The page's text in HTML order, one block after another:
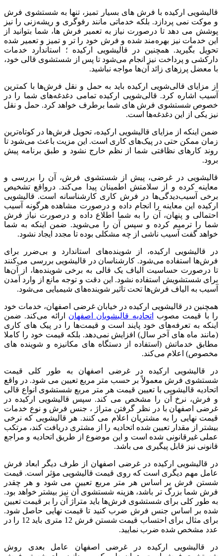
قالیشویی ارکیده با فرش های بسیار تمیز، تنها به شستشوی فرش
و موکت نمی‌ پردازد. بلکه خدماتی مانند رفوگری و ریشه‌زنی را نیز
پوشش می‌ دهد تا درصورت نیاز به تعمیر فرش‌ ها، شما بتوانید از
این خدمات نیز بهره‌مند شده و فرش خود را تر و تمیز و تعمیر شده
تحویل بگیرید. همچنین در قالیشویی ارکیده ؛ استاندارد خدمات
دارکشی و پرداخت نیز انجام می‌شود تا پس از شستشوی قالی خود،
با معضل پرزهای زائد آن‌ها مواجه نباشید.
از مزایای قالی‌شویی ارکیده باید به حمل و نقل فرش‌ها با کمترین
آسیب اشاره کرد. قالی‌شویی ارکیده تمامی دغدغه‌های شما را در
خصوص شستشوی فرش‌ های شما برطرف خواهد کرد. حمل و نقل
نیز یکی از این دغدغه‌ها است.
ضمن اینکه از مزایای قالیشویی ارکیده، تحویل فرش‌ها در کوتاه‌ترین
زمان ممکن حتی در پیک‌های کاری است. این مزیت باعث می‌شود تا
روند کارهای نظافتی شما از نظم خارج نشود و طبق برنامه پیش
برود.
قالیشویی در غرضی، پیش از شستشوی فرش، آن را بررسی و
معاینه کرده و از سلامتش اطمینان پیدا می‌کند. درواقع تشخیص
برخی آسیب‌دیدگی‌ها در فرش کاری کارشناسانه است. قالیشویی
ارکیده این معاینه را انجام داده و درصورت مشاهده هرگونه آسیب
احتمالی و پنهان، آن را به شما اطلاع داده و درصورت نیاز فرش
شما را ترمیم کرده و سپس آن را می‌شوید. ضمن اینکه به شما
خواهد گفت آسیب ناشی از چه مشکلی بوده تا مجدد ایجاد نشود.
در قالیشویی ارکیده، از شوینده‌های استاندارد و بی‌ضرر برای
فرش‌ها استفاده می‌شود. کارشناسان در قالیشویی بررسی می‌کنند
تا درصورت حساسیت الیاف یک قالی به برخی شوینده‌ها، از آن‌ها
برای شستشویش استفاده نشود. این دقت و توجه مانع از وارد آمدن
آسیب به الیاف فرش‌ها تحت تاثیر شوینده‌های شیمیایی می‌شود.
همچنین در قالیشویی ارکیده در خیابان غرضی اصفهان، خدمات خود
را با قیمت مصوب
اتحادیه قالیشویان اصفهان ارائه می‌کند. ضمن
اینکه به تعرفه‌های خود پایند است و قیمت‌ها را در پیک‌ های کاری
(مانند ماه‌ های آخر سال) افزایش نمی‌دهد. بلکه قیمت خود را کاملا
مطابق خدماتش (استفاده از دستگاه های مکانیزه و شوینده‌ های
مخصوص) اعلام می‌کند.
در قالیشویی ارکیده در غرضی اصفهان به طور کلی قیمت
شستشوی فرش معمولاً بر حسب متر مربع تعیین می شود. در واقع
اتحادیه قالیشویی با تعیین قیمت هر متر مربع شستشوی انواع قالی
و فرش، نرخ آن را مشخص می کند. سپس قالیشویی ارکیده در
غرضی اصفهان با در نظر گرفتن متراژ ، جنس فرش و نوع خدمات
قیمت نهایی را به مشتریان اعلام می کنند. هر قالیشویی که نرخی
بیشتر از مقدار تعیین شده اتحادیه را از مشتری دریافت کند، مرتکب
عملی غیرقانونی شده است و این موضوع از طریق اتحادیه و مراجع
قانونی نیز قابل پیگیری می باشد.
در قالیشویی ارکیده در غرضی اصفهان از طرف دیگر ابعاد فرش
عامل مهم دیگری است که روی قیمت قالیشویی مؤثر است. قیمت
شستن فرش بر اساس هر متر مربع تعیین می شود و هر چقدر
فرش شما بزرگ تر باشد، هزینه شستشوی آن نیز بیشتر خواهد بود.
به طور کلی برای شستشوی فرش‌ها باید متراژ آن را بر قیمت تعیین
شده بر اساس جنس فرش ضرب کنید تا قیمت نهایی حاصل شود.
برای مثال برای احتساب قیمت شستن فرش 12 متری باید 12 را در
عدد مشخص شده ضرب نمایید.
در قالیشویی ارکیده در غرضی اصفهان عامل بعدی روش